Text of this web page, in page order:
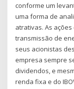
conforme um
uma forma de
atrativas. As
transmissão de
seus acionistas
empresa sempre
dividendos, e
renda fixa e do